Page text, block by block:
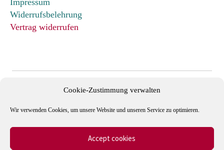
Cookie-Zustimmung verwalten
Wir verwenden Cookies, um unsere Website und unseren Service zu optimieren.
Accept cookies
Widerrufsbelehrung
Vertrag widerrufen